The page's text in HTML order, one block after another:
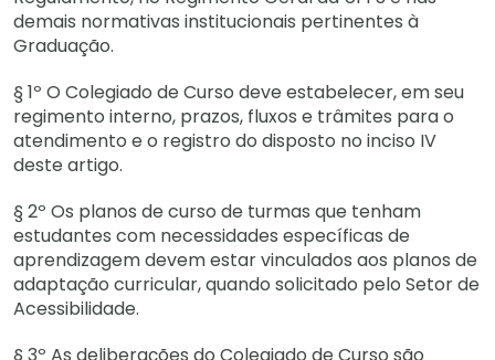
demais normativas institucionais pertinentes à
Graduação.
§ 1º O Colegiado de Curso deve estabelecer, em seu
regimento interno, prazos, fluxos e trâmites para o
atendimento e o registro do disposto no inciso IV
deste artigo.
§ 2º Os planos de curso de turmas que tenham
estudantes com necessidades específicas de
aprendizagem devem estar vinculados aos planos de
adaptação curricular, quando solicitado pelo Setor de
Acessibilidade.